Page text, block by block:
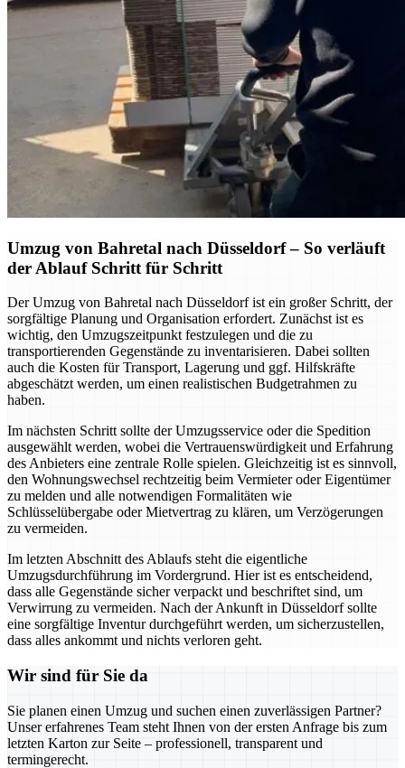
Umzug von Bahretal nach Düsseldorf – So verläuft
der Ablauf Schritt für Schritt
Der Umzug von Bahretal nach Düsseldorf ist ein großer Schritt, der
sorgfältige Planung und Organisation erfordert. Zunächst ist es
wichtig, den Umzugszeitpunkt festzulegen und die zu
transportierenden Gegenstände zu inventarisieren. Dabei sollten
auch die Kosten für Transport, Lagerung und ggf. Hilfskräfte
abgeschätzt werden, um einen realistischen Budgetrahmen zu
haben.
Im nächsten Schritt sollte der Umzugsservice oder die Spedition
ausgewählt werden, wobei die Vertrauenswürdigkeit und Erfahrung
des Anbieters eine zentrale Rolle spielen. Gleichzeitig ist es sinnvoll,
den Wohnungswechsel rechtzeitig beim Vermieter oder Eigentümer
zu melden und alle notwendigen Formalitäten wie
Schlüsselübergabe oder Mietvertrag zu klären, um Verzögerungen
zu vermeiden.
Im letzten Abschnitt des Ablaufs steht die eigentliche
Umzugsdurchführung im Vordergrund. Hier ist es entscheidend,
dass alle Gegenstände sicher verpackt und beschriftet sind, um
Verwirrung zu vermeiden. Nach der Ankunft in Düsseldorf sollte
eine sorgfältige Inventur durchgeführt werden, um sicherzustellen,
dass alles ankommt und nichts verloren geht.
Wir sind für Sie da
Sie planen einen Umzug und suchen einen zuverlässigen Partner?
Unser erfahrenes Team steht Ihnen von der ersten Anfrage bis zum
letzten Karton zur Seite – professionell, transparent und
termingerecht.